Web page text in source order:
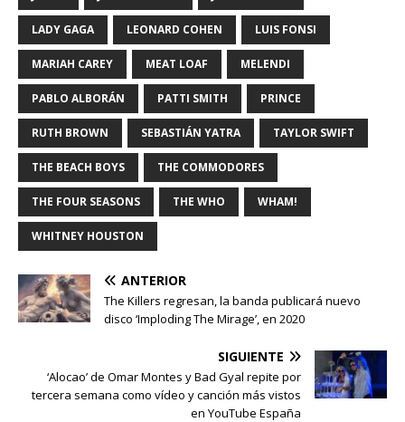
LADY GAGA LEONARD COHEN LUIS FONSI
MARIAH CAREY MEAT LOAF MELENDI
PABLO ALBORÁN PATTI SMITH PRINCE
RUTH BROWN SEBASTIÁN YATRA TAYLOR SWIFT
THE BEACH BOYS THE COMMODORES
THE FOUR SEASONS THE WHO WHAM!
WHITNEY HOUSTON
ANTERIOR
The Killers regresan, la banda publicará nuevo
disco ‘Imploding The Mirage’, en 2020
SIGUIENTE
‘Alocao’ de Omar Montes y Bad Gyal repite por
tercera semana como vídeo y canción más vistos
en YouTube España